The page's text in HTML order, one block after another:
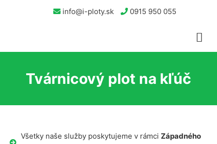
info@i-ploty.sk 0915 950 055
Tvárnicový plot na kľúč
Všetky naše služby poskytujeme v rámci Západného